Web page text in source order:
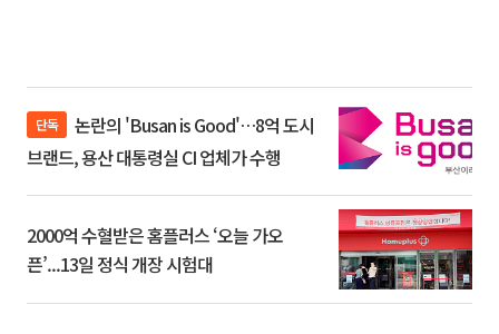
단독
브랜드, 용산 대통령실 CI 업체가 수행
2000억 수혈받은 홈플러스 ‘오늘 가오
픈’...13일 정식 개장 시험대